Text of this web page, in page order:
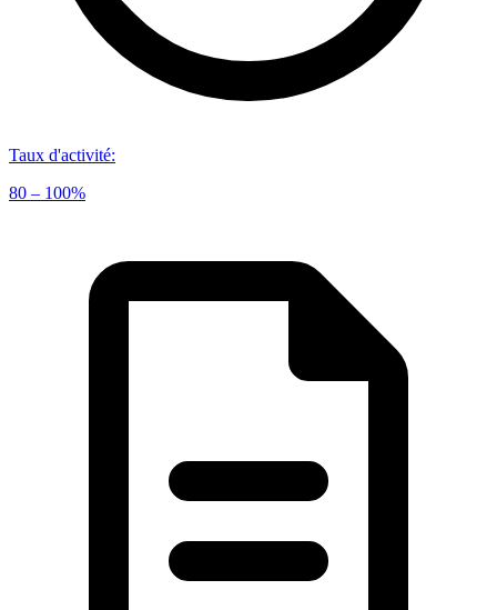
Taux d'activité:
80 – 100%